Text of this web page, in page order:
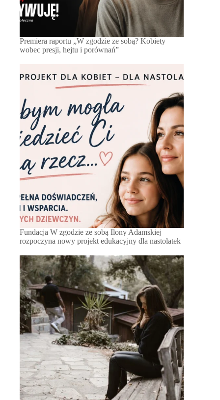
Premiera raportu „W zgodzie ze sobą? Kobiety
wobec presji, hejtu i porównań”
Fundacja W zgodzie ze sobą Ilony Adamskiej
rozpoczyna nowy projekt edukacyjny dla nastolatek